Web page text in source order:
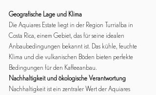
Geografische Lage und Klima
Die Aquiares Estate liegt in der Region Turrialba in
Costa Rica, einem Gebiet, das für seine idealen
Anbaubedingungen bekannt ist. Das kühle, feuchte
Klima und die vulkanischen Böden bieten perfekte
Bedingungen für den Kaffeeanbau.
Nachhaltigkeit und ökologische Verantwortung
Nachhaltigkeit ist ein zentraler Wert der Aquiares